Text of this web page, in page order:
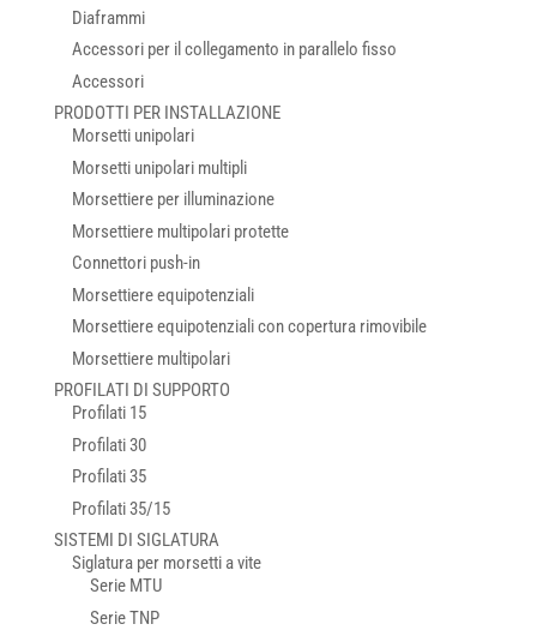
Diaframmi
Accessori per il collegamento in parallelo fisso
Accessori
PRODOTTI PER INSTALLAZIONE
Morsetti unipolari
Morsetti unipolari multipli
Morsettiere per illuminazione
Morsettiere multipolari protette
Connettori push-in
Morsettiere equipotenziali
Morsettiere equipotenziali con copertura rimovibile
Morsettiere multipolari
PROFILATI DI SUPPORTO
Profilati 15
Profilati 30
Profilati 35
Profilati 35/15
SISTEMI DI SIGLATURA
Siglatura per morsetti a vite
Serie MTU
Serie TNP